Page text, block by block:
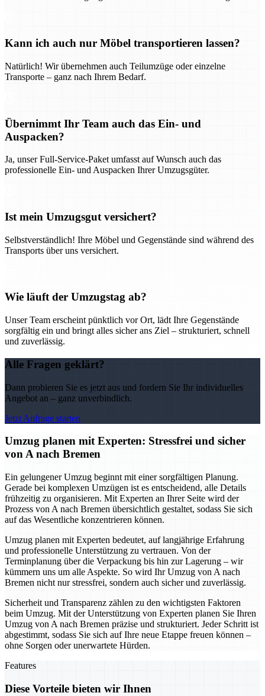
Kann ich auch nur Möbel transportieren lassen?
Natürlich! Wir übernehmen auch Teilumzüge oder einzelne
Transporte – ganz nach Ihrem Bedarf.
Übernimmt Ihr Team auch das Ein- und
Auspacken?
Ja, unser Full-Service-Paket umfasst auf Wunsch auch das
professionelle Ein- und Auspacken Ihrer Umzugsgüter.
Ist mein Umzugsgut versichert?
Selbstverständlich! Ihre Möbel und Gegenstände sind während des
Transports über uns versichert.
Wie läuft der Umzugstag ab?
Unser Team erscheint pünktlich vor Ort, lädt Ihre Gegenstände
sorgfältig ein und bringt alles sicher ans Ziel – strukturiert, schnell
und zuverlässig.
Alle Fragen geklärt?
Dann probieren Sie es jetzt aus und fordern Sie Ihr individuelles
Angebot an – ganz unverbindlich.
Jetzt Anfrage starten
Umzug planen mit Experten: Stressfrei und sicher
von A nach Bremen
Ein gelungener Umzug beginnt mit einer sorgfältigen Planung.
Gerade bei komplexen Umzügen ist es entscheidend, alle Details
frühzeitig zu organisieren. Mit Experten an Ihrer Seite wird der
Prozess von A nach Bremen übersichtlich gestaltet, sodass Sie sich
auf das Wesentliche konzentrieren können.
Umzug planen mit Experten bedeutet, auf langjährige Erfahrung
und professionelle Unterstützung zu vertrauen. Von der
Terminplanung über die Verpackung bis hin zur Lagerung – wir
kümmern uns um alle Aspekte. So wird Ihr Umzug von A nach
Bremen nicht nur stressfrei, sondern auch sicher und zuverlässig.
Sicherheit und Transparenz zählen zu den wichtigsten Faktoren
beim Umzug. Mit der Unterstützung von Experten planen Sie Ihren
Umzug von A nach Bremen präzise und strukturiert. Jeder Schritt ist
abgestimmt, sodass Sie sich auf Ihre neue Etappe freuen können –
ohne Sorgen oder unerwartete Hürden.
Features
Diese Vorteile bieten wir Ihnen